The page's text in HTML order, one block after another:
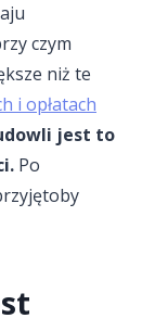
czym
niż te
i opłatach
jest to
Po